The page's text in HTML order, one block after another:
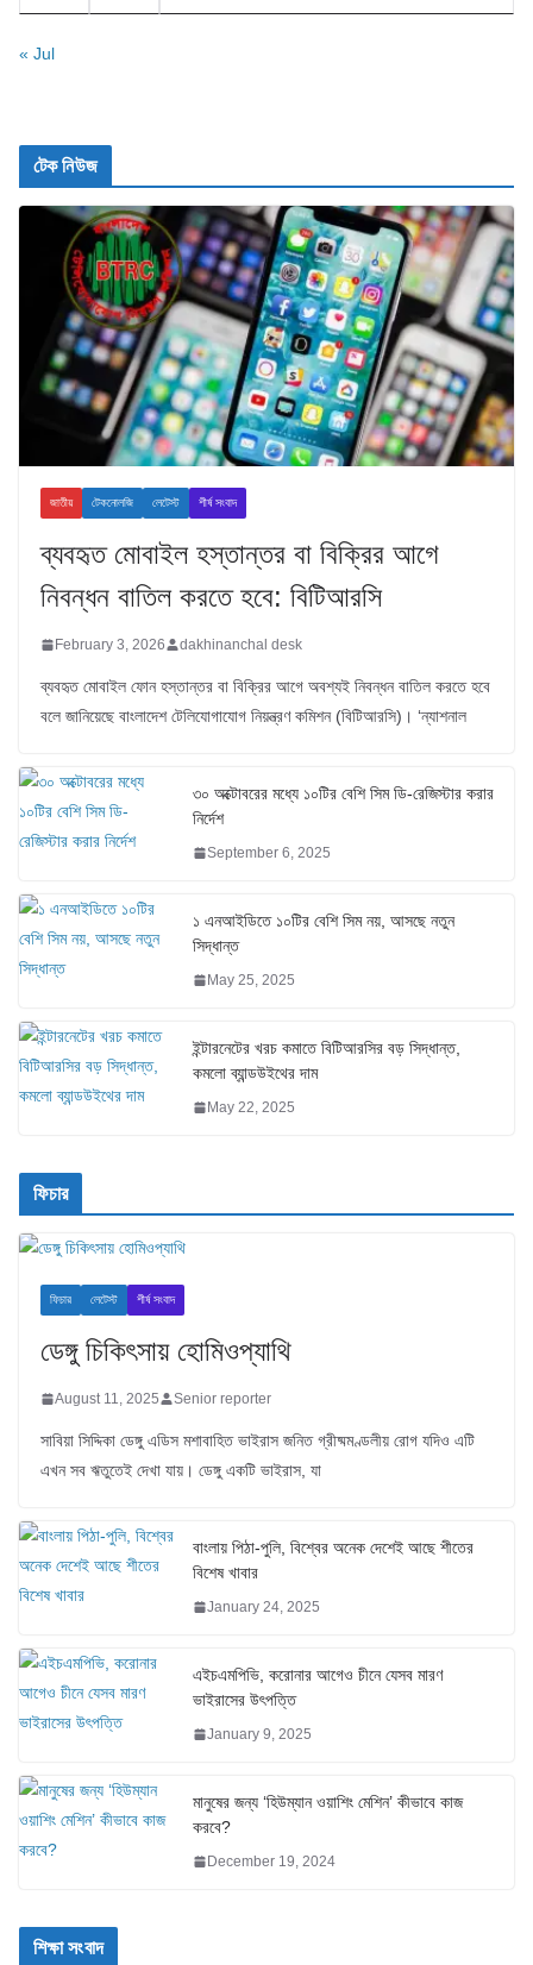
« Jul
টেক নিউজ
জাতীয় টেকনোলজি লেটেস্ট শীর্ষ সংবাদ
ব্যবহৃত মোবাইল হস্তান্তর বা বিক্রির আগে
নিবন্ধন বাতিল করতে হবে: বিটিআরসি
February 3, 2026 dakhinanchal desk
ব্যবহৃত মোবাইল ফোন হস্তান্তর বা বিক্রির আগে অবশ্যই নিবন্ধন বাতিল করতে হবে
বলে জানিয়েছে বাংলাদেশ টেলিযোগাযোগ নিয়ন্ত্রণ কমিশন (বিটিআরসি)। ‘ন্যাশনাল
৩০ অক্টোবরের মধ্যে ১০টির বেশি সিম ডি-রেজিস্টার করার
নির্দেশ
September 6, 2025
১ এনআইডিতে ১০টির বেশি সিম নয়, আসছে নতুন
সিদ্ধান্ত
May 25, 2025
ইন্টারনেটের খরচ কমাতে বিটিআরসির বড় সিদ্ধান্ত,
কমলো ব্যান্ডউইথের দাম
May 22, 2025
ফিচার
ফিচার লেটেস্ট শীর্ষ সংবাদ
ডেঙ্গু চিকিৎসায় হোমিওপ্যাথি
August 11, 2025 Senior reporter
সাবিয়া সিদ্দিকা ডেঙ্গু এডিস মশাবাহিত ভাইরাস জনিত গ্রীষ্মমণ্ডলীয় রোগ যদিও এটি
এখন সব ঋতুতেই দেখা যায়। ডেঙ্গু একটি ভাইরাস, যা
বাংলায় পিঠা-পুলি, বিশ্বের অনেক দেশেই আছে শীতের
বিশেষ খাবার
January 24, 2025
এইচএমপিভি, করোনার আগেও চীনে যেসব মারণ
ভাইরাসের উৎপত্তি
January 9, 2025
মানুষের জন্য ‘হিউম্যান ওয়াশিং মেশিন’ কীভাবে কাজ
করবে?
December 19, 2024
শিক্ষা সংবাদ